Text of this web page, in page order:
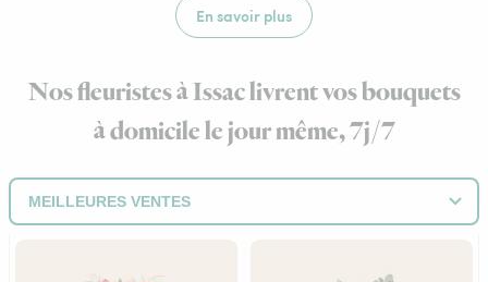
En savoir plus
Nos fleuristes à Issac livrent vos bouquets
à domicile le jour même, 7j/7